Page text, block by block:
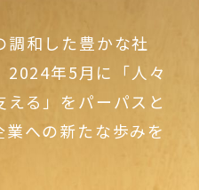
調和した豊かな社
2024年5月に「人々
る」をパーパスと
業への新たな歩みを